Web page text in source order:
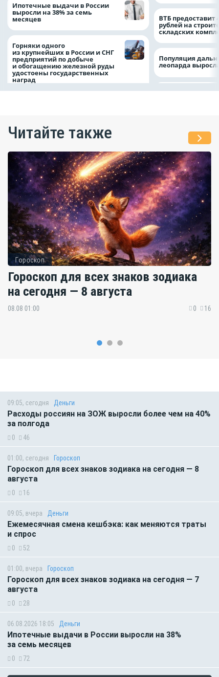
Ипотечные выдачи в России
выросли на 38% за семь
месяцев
Горняки одного
из крупнейших в России и СНГ
предприятий по добыче
и обогащению железной руды
удостоены государственных
наград
ВТБ предоставит
рублей на
складских
Популяция
леопарда
Читайте также
Гороскоп
Гороскоп для всех знаков зодиака
на сегодня — 8 августа
08.08 01:00 0 16
09:05, сегодня Деньги
Расходы россиян на ЗОЖ выросли более чем на 40%
за полгода
0 46
01:00, сегодня Гороскоп
Гороскоп для всех знаков зодиака на сегодня — 8
августа
0 16
09:05, вчера Деньги
Ежемесячная смена кешбэка: как меняются траты
и спрос
0 52
01:00, вчера Гороскоп
Гороскоп для всех знаков зодиака на сегодня — 7
августа
0 28
06.08.2026 18:05 Деньги
Ипотечные выдачи в России выросли на 38%
за семь месяцев
0 72